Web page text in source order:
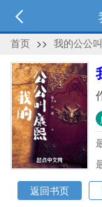
首页 >> 我的公公
返回书页